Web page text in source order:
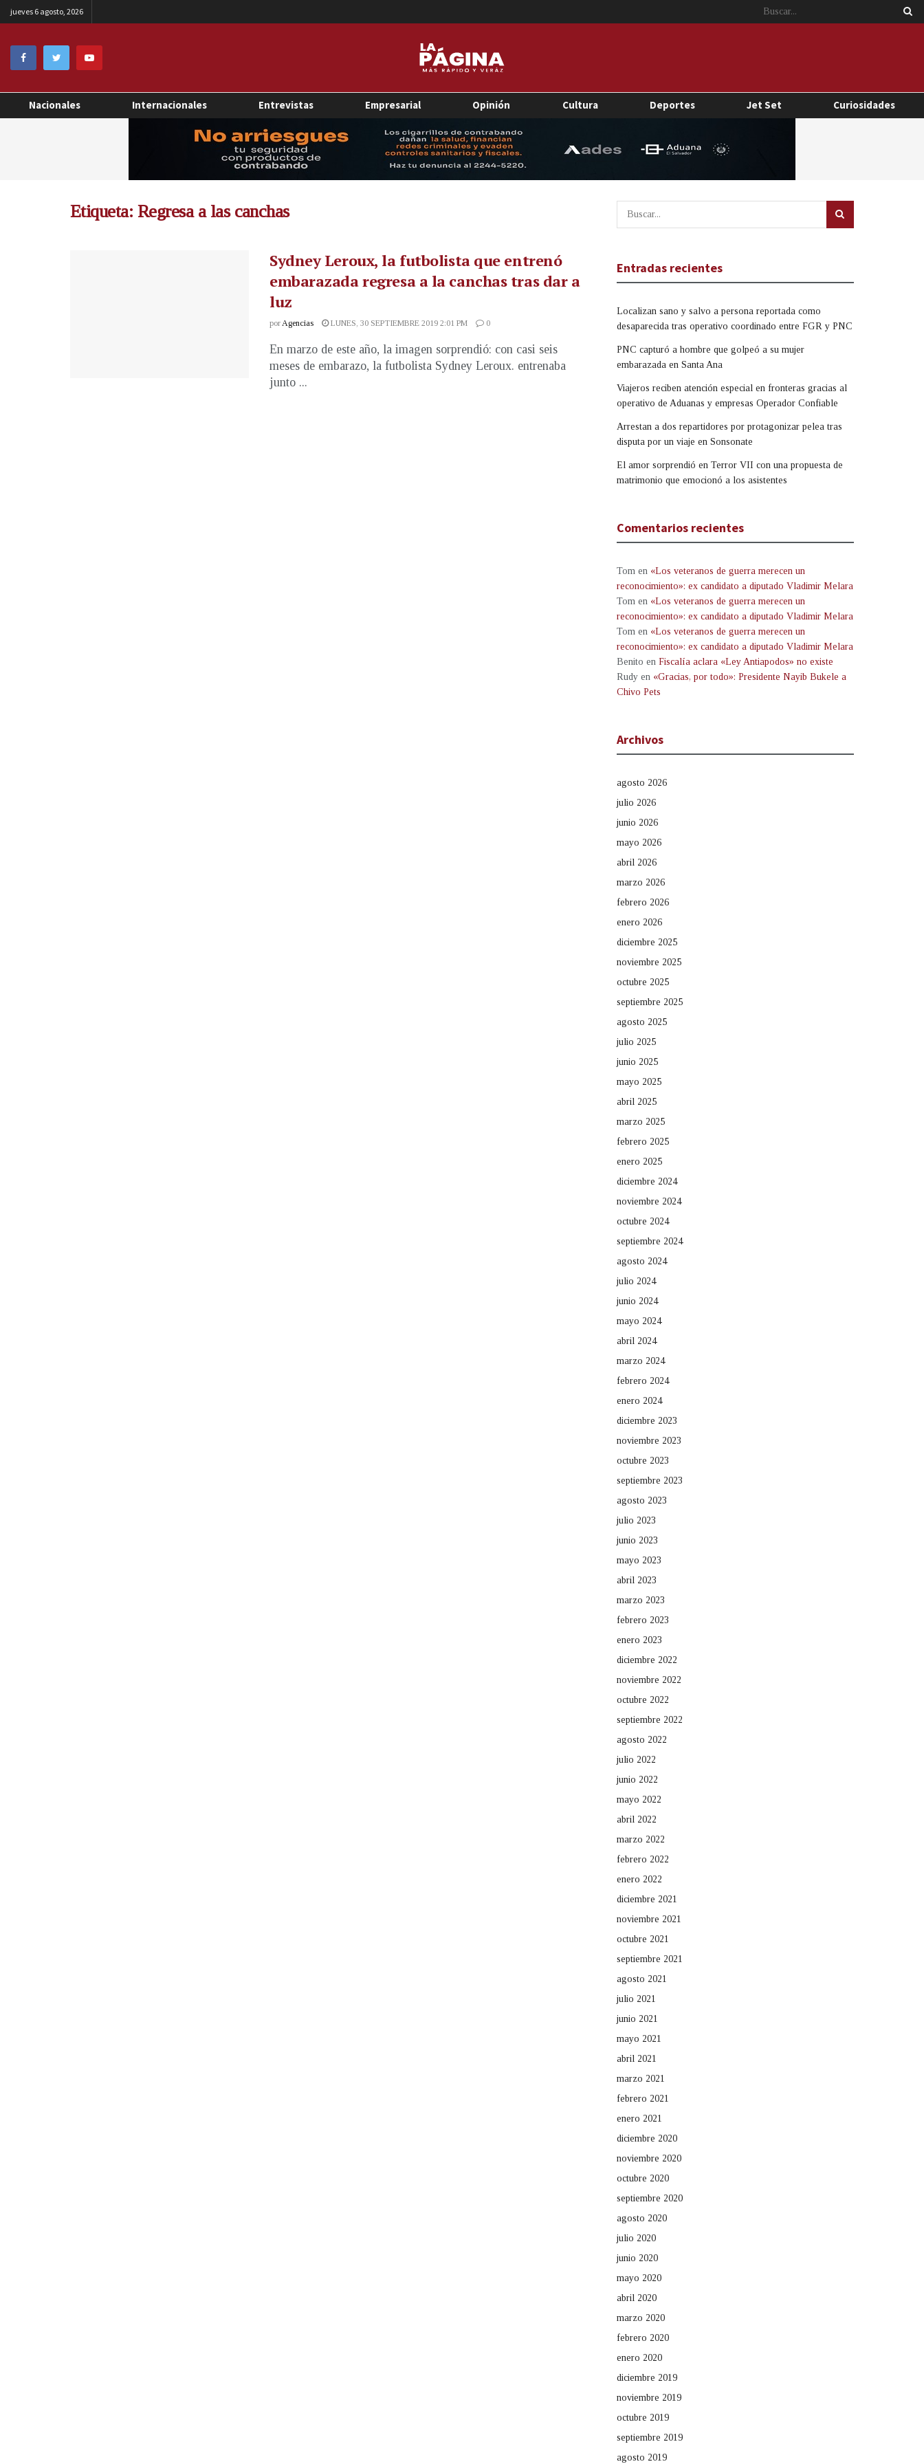
jueves 6 agosto, 2026
Nacionales Internacionales Entrevistas Empresarial Opinión Cultura Deportes Jet Set Curiosidades
Etiqueta: Regresa a las canchas
Sydney Leroux, la futbolista que entrenó
embarazada regresa a la canchas tras dar a
luz
porAgencias LUNES, 30 SEPTIEMBRE 2019 2:01 PM 0
En marzo de este año, la imagen sorprendió: con casi seis
meses de embarazo, la futbolista Sydney Leroux. entrenaba
junto ...
Entradas recientes
Localizan sano y salvo a persona reportada como
desaparecida tras operativo coordinado entre FGR y PNC
PNC capturó a hombre que golpeó a su mujer
embarazada en Santa Ana
Viajeros reciben atención especial en fronteras gracias al
operativo de Aduanas y empresas Operador Confiable
Arrestan a dos repartidores por protagonizar pelea tras
disputa por un viaje en Sonsonate
El amor sorprendió en Terror VII con una propuesta de
matrimonio que emocionó a los asistentes
Comentarios recientes
Tom en «Los veteranos de guerra merecen un
reconocimiento»: ex candidato a diputado Vladimir Melara
Tom en «Los veteranos de guerra merecen un
reconocimiento»: ex candidato a diputado Vladimir Melara
Tom en «Los veteranos de guerra merecen un
reconocimiento»: ex candidato a diputado Vladimir Melara
Benito en Fiscalía aclara «Ley Antiapodos» no existe
Rudy en «Gracias, por todo»: Presidente Nayib Bukele a
Chivo Pets
Archivos
agosto 2026
julio 2026
junio 2026
mayo 2026
abril 2026
marzo 2026
febrero 2026
enero 2026
diciembre 2025
noviembre 2025
octubre 2025
septiembre 2025
agosto 2025
julio 2025
junio 2025
mayo 2025
abril 2025
marzo 2025
febrero 2025
enero 2025
diciembre 2024
noviembre 2024
octubre 2024
septiembre 2024
agosto 2024
julio 2024
junio 2024
mayo 2024
abril 2024
marzo 2024
febrero 2024
enero 2024
diciembre 2023
noviembre 2023
octubre 2023
septiembre 2023
agosto 2023
julio 2023
junio 2023
mayo 2023
abril 2023
marzo 2023
febrero 2023
enero 2023
diciembre 2022
noviembre 2022
octubre 2022
septiembre 2022
agosto 2022
julio 2022
junio 2022
mayo 2022
abril 2022
marzo 2022
febrero 2022
enero 2022
diciembre 2021
noviembre 2021
octubre 2021
septiembre 2021
agosto 2021
julio 2021
junio 2021
mayo 2021
abril 2021
marzo 2021
febrero 2021
enero 2021
diciembre 2020
noviembre 2020
octubre 2020
septiembre 2020
agosto 2020
julio 2020
junio 2020
mayo 2020
abril 2020
marzo 2020
febrero 2020
enero 2020
diciembre 2019
noviembre 2019
octubre 2019
septiembre 2019
agosto 2019